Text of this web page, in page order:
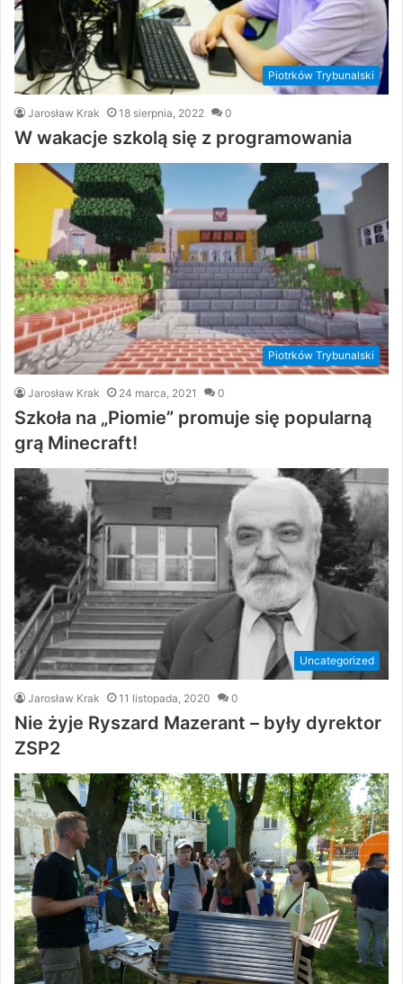
Piotrków Trybunalski
Jarosław Krak 18 sierpnia, 2022 0
W wakacje szkolą się z programowania
Piotrków Trybunalski
Jarosław Krak 24 marca, 2021 0
Szkoła na „Piomie” promuje się popularną
grą Minecraft!
Uncategorized
Jarosław Krak 11 listopada, 2020 0
Nie żyje Ryszard Mazerant – były dyrektor
ZSP2